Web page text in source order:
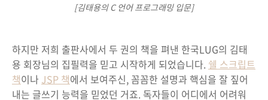
[김태용의 C 언어 프로그래밍 입문]
하지만 저희 출판사에서 두 권의 책을 펴낸 한국LUG의 김태
용 회장님의 집필력을 믿고 시작하게 되었습니다. 쉘 스크립트
책이나 JSP 책에서 보여주신, 꼼꼼한 설명과 핵심을 잘 짚어
내는 글쓰기 능력을 믿었던 거죠. 독자들이 어디에서 어려워